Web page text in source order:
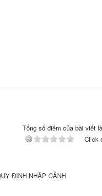
Tổng số điểm của bài viết
Click
ĐỊNH NHẬP CẢNH